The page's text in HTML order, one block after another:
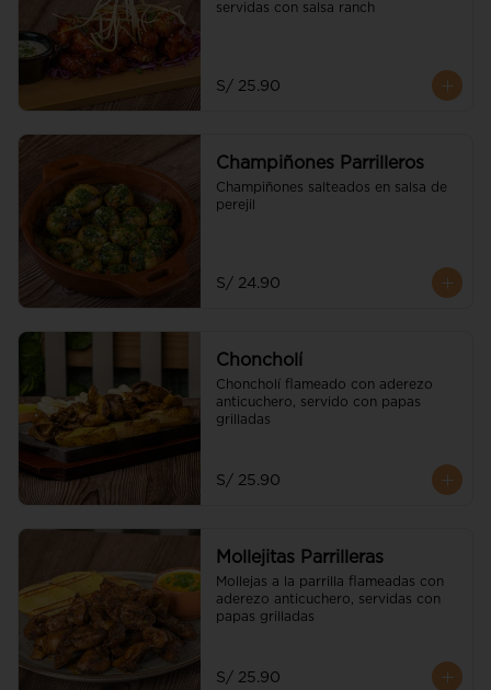
servidas con salsa ranch
S/ 25.90
Champiñones Parrilleros
Champiñones salteados en salsa de
perejil
S/ 24.90
Choncholí
Choncholí flameado con aderezo
anticuchero, servido con papas
grilladas
S/ 25.90
Mollejitas Parrilleras
Mollejas a la parrilla flameadas con
aderezo anticuchero, servidas con
papas grilladas
S/ 25.90